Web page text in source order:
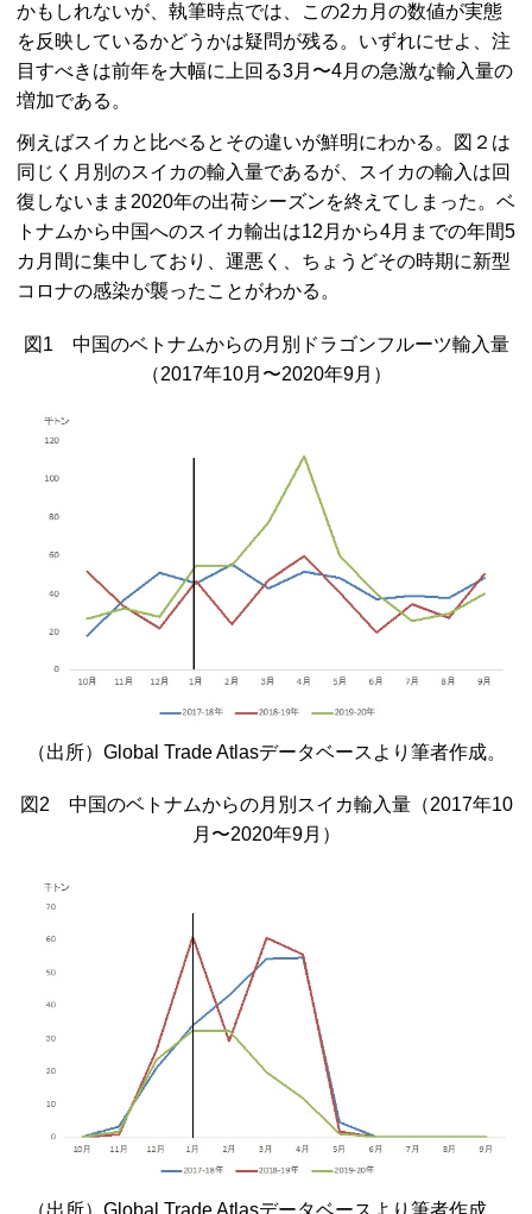
かもしれないが、執筆時点では、この2カ月の数値が実態
を反映しているかどうかは疑問が残る。いずれにせよ、注
目すべきは前年を大幅に上回る3月〜4月の急激な輸入量の
増加である。
例えばスイカと比べるとその違いが鮮明にわかる。図２は
同じく月別のスイカの輸入量であるが、スイカの輸入は回
復しないまま2020年の出荷シーズンを終えてしまった。ベ
トナムから中国へのスイカ輸出は12月から4月までの年間5
カ月間に集中しており、運悪く、ちょうどその時期に新型
コロナの感染が襲ったことがわかる。
図1 中国のベトナムからの月別ドラゴンフルーツ輸入量
（2017年10月〜2020年9月）
（出所）Global Trade Atlasデータベースより筆者作成。
図2 中国のベトナムからの月別スイカ輸入量（2017年10
月〜2020年9月）
（出所）Global Trade Atlasデータベースより筆者作成。